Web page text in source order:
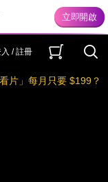
/ 註冊
看片」每月只要 $199？